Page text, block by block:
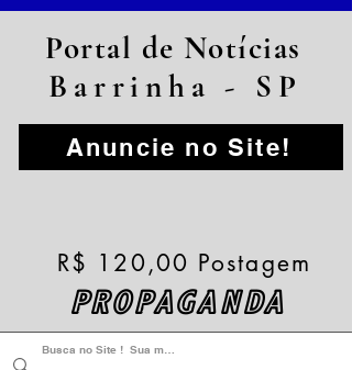
Anuncie no Site!
PROPAGANDA
R$ 120,00 Postagem
Barrinha - SP
Portal de Notícias